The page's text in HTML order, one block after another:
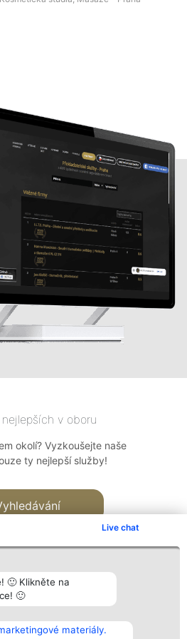
Live chat
🙂 Klikněte na
🙂
materiály.
v oboru
okolí? Vyzkoušejte naše
ty nejlepší služby!
Vítězové
Seznam všech
Kontakt